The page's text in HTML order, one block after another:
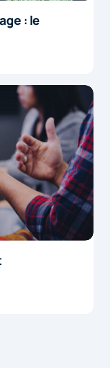
: le